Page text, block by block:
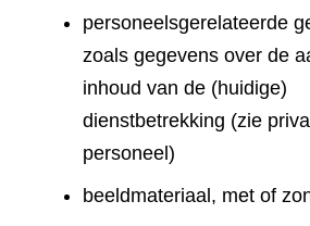
personeelsgerelateerde
zoals gegevens over de
inhoud van de (huidige)
dienstbetrekking (zie
personeel)
beeldmateriaal, met of